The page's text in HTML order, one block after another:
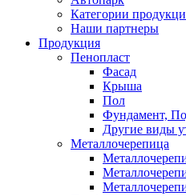
Категории
Наши партнеры
Продукция
Пенопласт
Фасад
Крыша
Пол
Фундамент,
Другие виды
Металлочерепица